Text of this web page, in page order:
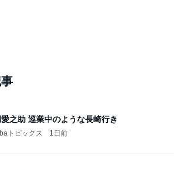
愛之助 巡業中のような長崎行き
トピックス 1日前